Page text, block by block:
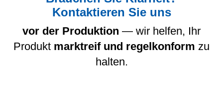
Kontaktieren Sie uns
vor der Produktion — wir helfen, Ihr
Produkt marktreif und regelkonform zu
halten.